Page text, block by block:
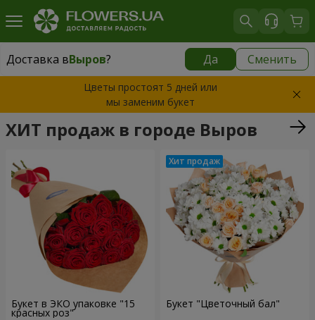
Доставка вВыров? Да Сменить
Доставка вВыров
Цветы простоят 5 дней или
мы заменим букет
ХИТ продаж в городе Выров
Букет в ЭКО упаковке "15
красных роз"
Букет "Цветочный бал"